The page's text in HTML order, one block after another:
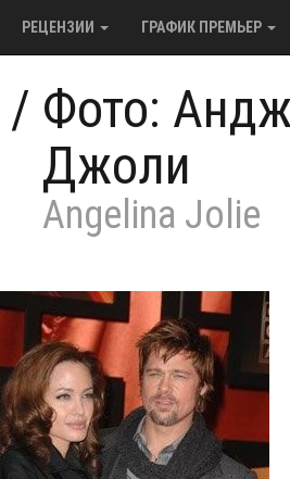
РЕЦЕНЗИИ ГРАФИК ПРЕМЬЕР
/ Фото:
Джоли
Angelina Jolie